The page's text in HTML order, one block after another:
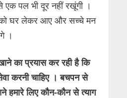
पल भी दूर नहीं रखूंगी ।
को घर लेकर आए और सच्चे मन
।
का प्रयास कर रही है कि
करनी चाहिए । बचपन से
हमारे लिए कौन-कौन से त्याग